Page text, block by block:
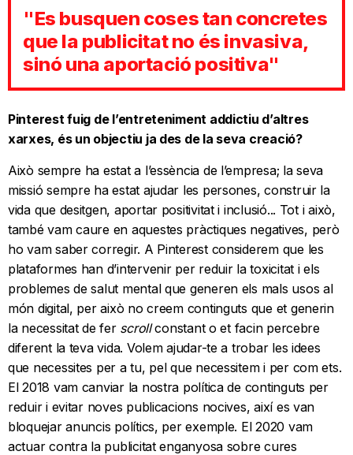
"Es busquen coses tan concretes
que la publicitat no és invasiva,
sinó una aportació positiva"
Pinterest fuig de l’entreteniment addictiu d’altres
xarxes, és un objectiu ja des de la seva creació?
Això sempre ha estat a l’essència de l’empresa; la seva
missió sempre ha estat ajudar les persones, construir la
vida que desitgen, aportar positivitat i inclusió... Tot i això,
també vam caure en aquestes pràctiques negatives, però
ho vam saber corregir. A Pinterest considerem que les
plataformes han d’intervenir per reduir la toxicitat i els
problemes de salut mental que generen els mals usos al
món digital, per això no creem continguts que et generin
la necessitat de fer scrollconstant o et facin percebre
diferent la teva vida. Volem ajudar-te a trobar les idees
que necessites per a tu, pel que necessitem i per com ets.
El 2018 vam canviar la nostra política de continguts per
reduir i evitar noves publicacions nocives, així es van
bloquejar anuncis polítics, per exemple. El 2020 vam
actuar contra la publicitat enganyosa sobre cures